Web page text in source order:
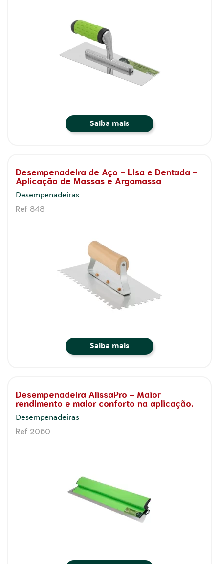
Saiba mais
Desempenadeira de Aço - Lisa e Dentada -
Aplicação de Massas e Argamassa
Desempenadeiras
Ref 848
Saiba mais
Desempenadeira AlissaPro - Maior
rendimento e maior conforto na aplicação.
Desempenadeiras
Ref 2060